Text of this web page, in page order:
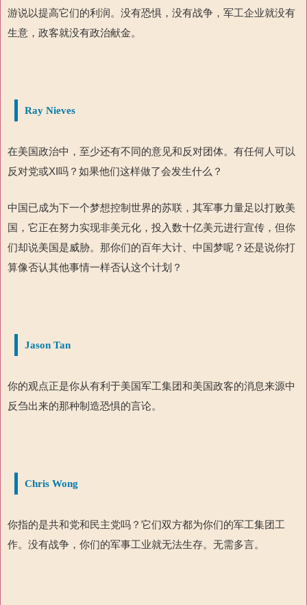
游说以提高它们的利润。没有恐惧，没有战争，军工企业就没有
生意，政客就没有政治献金。
Ray Nieves
在美国政治中，至少还有不同的意见和反对团体。有任何人可以
反对党或XI吗？如果他们这样做了会发生什么？
中国已成为下一个梦想控制世界的苏联，其军事力量足以打败美
国，它正在努力实现非美元化，投入数十亿美元进行宣传，但你
们却说美国是威胁。那你们的百年大计、中国梦呢？还是说你打
算像否认其他事情一样否认这个计划？
Jason Tan
你的观点正是你从有利于美国军工集团和美国政客的消息来源中
反刍出来的那种制造恐惧的言论。
Chris Wong
你指的是共和党和民主党吗？它们双方都为你们的军工集团工
作。没有战争，你们的军事工业就无法生存。无需多言。